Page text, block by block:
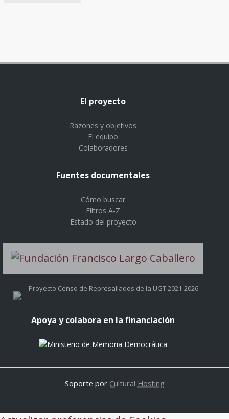
El proyecto
Razones y objetivos
El equipo
Colaboradores
Fuentes documentales
Cómo buscar
Filtros A-Z
Estado del proyecto
Proyecto Censo de Represaliados de la UGT 2021-2026
Apoya y colabora en la financiación
Soporte por Cultural Hosting